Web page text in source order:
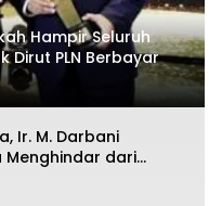
Hampir Seluruh
Dirut PLN Berbayar
Ir. M. Darbani
Menghindar dari
Politik